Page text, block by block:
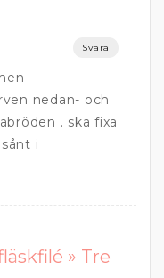
Svara
nedan- och
. ska fixa
i
» Tre